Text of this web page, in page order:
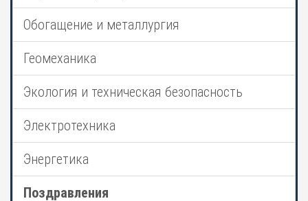
Обогащение и металлургия
Геомеханика
Экология и техническая безопасность
Электротехника
Энергетика
Поздравления